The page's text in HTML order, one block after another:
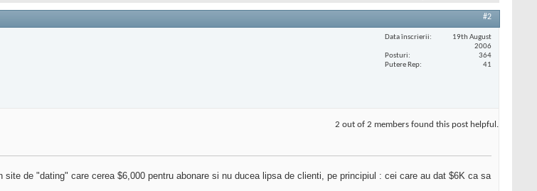
#2
Data înscrierii
19th August
2006
Posturi
364
Putere Rep
41
2 out of 2 members found this post helpful.
de "dating" care cerea $6,000 pentru abonare si nu ducea lipsa de clienti, pe principiul : cei care au dat $6K ca sa